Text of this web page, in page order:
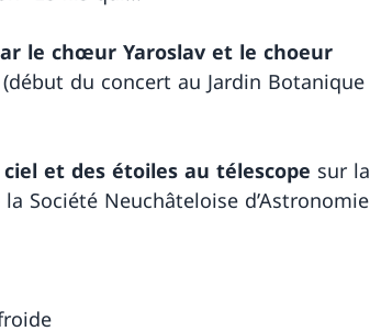
le chœur Yaroslav et le choeur
du concert au Jardin Botanique
et des étoiles au télescope sur la
Société Neuchâteloise d’Astronomie